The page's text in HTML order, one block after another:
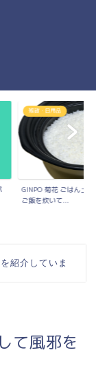
雑貨・日用品
GINPO 菊花 ごはん土
ご飯を炊いて...
紹介していま
て風邪を